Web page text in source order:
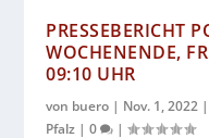
PRESSEBERICHT
WOCHENENDE,
09:10 UHR
von buero | Nov. 1, 2022 |
Pfalz |0 |